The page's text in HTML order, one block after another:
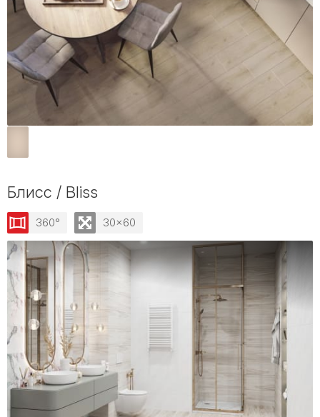
Блисс / Bliss
360° 30x60